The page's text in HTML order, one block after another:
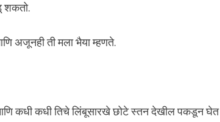
शकतो.
अजूनही ती मला भैया म्हणते.
कधी कधी तिचे लिंबूसारखे छोटे स्तन देखील पकडून घेत